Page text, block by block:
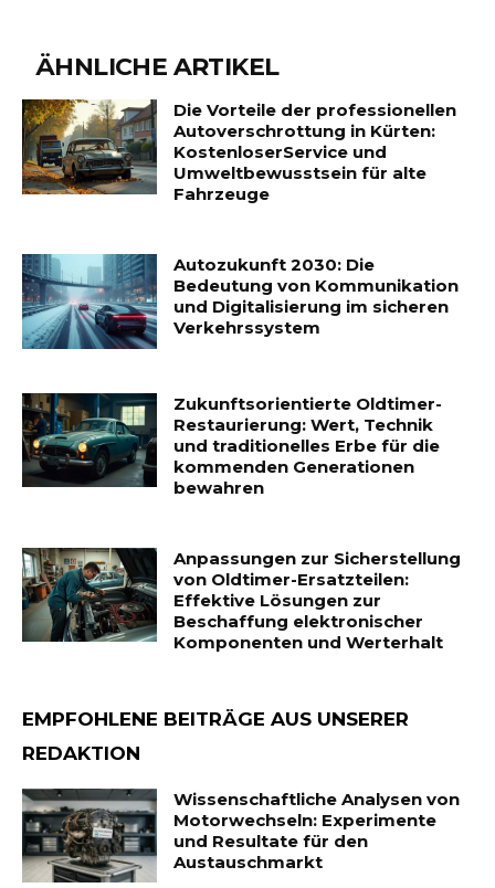
ÄHNLICHE ARTIKEL
Die Vorteile der professionellen
Autoverschrottung in Kürten:
KostenloserService und
Umweltbewusstsein für alte
Fahrzeuge
Autozukunft 2030: Die
Bedeutung von Kommunikation
und Digitalisierung im sicheren
Verkehrssystem
Zukunftsorientierte Oldtimer-
Restaurierung: Wert, Technik
und traditionelles Erbe für die
kommenden Generationen
bewahren
Anpassungen zur Sicherstellung
von Oldtimer-Ersatzteilen:
Effektive Lösungen zur
Beschaffung elektronischer
Komponenten und Werterhalt
EMPFOHLENE BEITRÄGE AUS UNSERER
REDAKTION
Wissenschaftliche Analysen von
Motorwechseln: Experimente
und Resultate für den
Austauschmarkt